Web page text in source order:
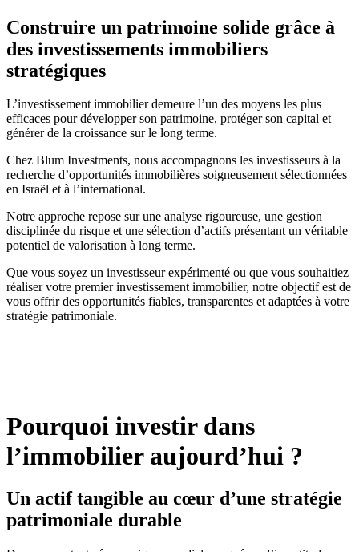
Construire un patrimoine solide grâce à
des investissements immobiliers
stratégiques
L’investissement immobilier demeure l’un des moyens les plus
efficaces pour développer son patrimoine, protéger son capital et
générer de la croissance sur le long terme.
Chez Blum Investments, nous accompagnons les investisseurs à la
recherche d’opportunités immobilières soigneusement sélectionnées
en Israël et à l’international.
Notre approche repose sur une analyse rigoureuse, une gestion
disciplinée du risque et une sélection d’actifs présentant un véritable
potentiel de valorisation à long terme.
Que vous soyez un investisseur expérimenté ou que vous souhaitiez
réaliser votre premier investissement immobilier, notre objectif est de
vous offrir des opportunités fiables, transparentes et adaptées à votre
stratégie patrimoniale.
Pourquoi investir dans
l’immobilier aujourd’hui ?
Un actif tangible au cœur d’une stratégie
patrimoniale durable